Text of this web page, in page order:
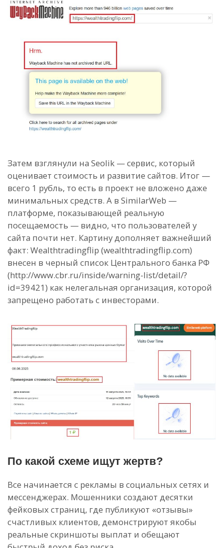
Затем взглянули на Seolik — сервис, который
оценивает стоимость и развитие сайтов. Итог —
всего 1 рубль, то есть в проект не вложено даже
минимальных средств. А в SimilarWeb —
платформе, показывающей реальную
посещаемость — видно, что пользователей у
сайта почти нет. Картину дополняет важнейший
факт: Wealthtradingflip (wealthtradingflip.com)
внесен в черный список Центрального банка РФ
(http://www.cbr.ru/inside/warning-list/detail/?
id=39421) как нелегальная организация, которой
запрещено работать с инвесторами.
По какой схеме ищут жертв?
Все начинается с рекламы в социальных сетях и
мессенджерах. Мошенники создают десятки
фейковых страниц, где публикуют «отзывы»
счастливых клиентов, демонстрируют якобы
реальные скриншоты выплат и обещают